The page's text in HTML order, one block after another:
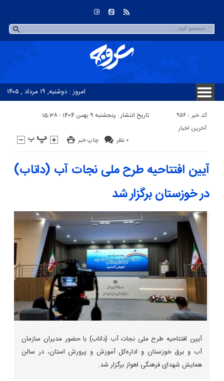
امروز : دوشنبه, ۱۹ مرداد , ۱۴۰۵
کد خبر : 956 تاریخ انتشار : پنجشنبه 9 بهمن 1404 - 15:38
چاپ خبر ۰ نظر
آخرین اخبار
آیین افتتاحیه طرح ملی نجات آب (داناب)
در خوزستان برگزار شد
آیین افتتاحیه طرح ملی نجات آب (داناب) با حضور مدیران سازمان
آب و برق خوزستان و اداره‌کل آموزش و پرورش استان، در سالن
همایش شهدای فرهنگی اهواز برگزار شد.